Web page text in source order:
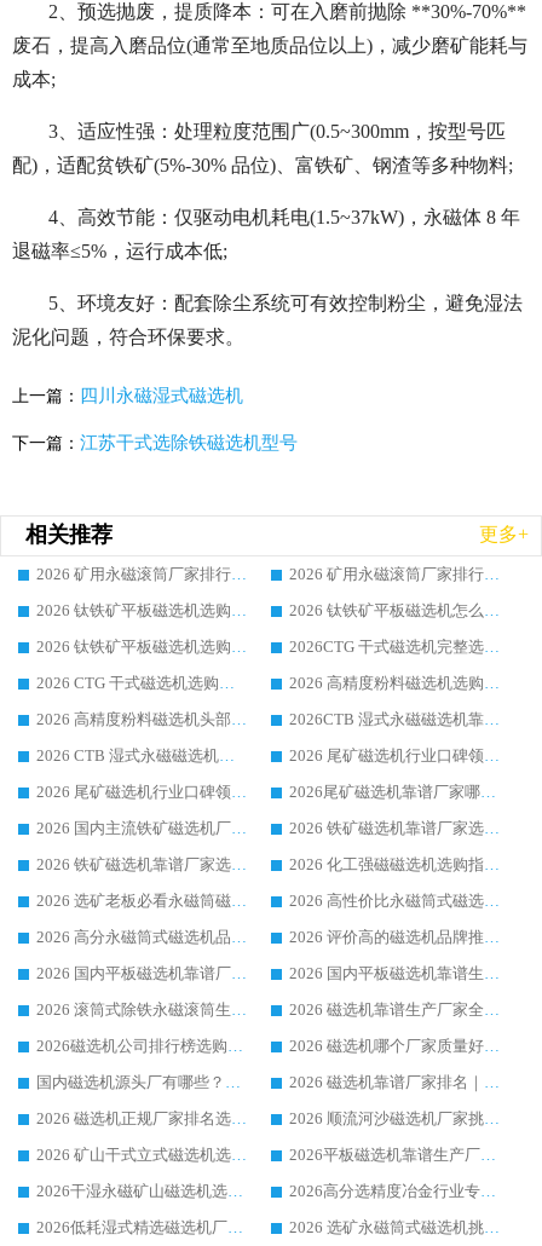
2、预选抛废，提质降本：可在入磨前抛除 **30%-70%**
废石，提高入磨品位(通常至地质品位以上)，减少磨矿能耗与
成本;
3、适应性强：处理粒度范围广(0.5~300mm，按型号匹
配)，适配贫铁矿(5%-30% 品位)、富铁矿、钢渣等多种物料;
4、高效节能：仅驱动电机耗电(1.5~37kW)，永磁体 8 年
退磁率≤5%，运行成本低;
5、环境友好：配套除尘系统可有效控制粉尘，避免湿法
泥化问题，符合环保要求。
上一篇： 四川永磁湿式磁选机
下一篇： 江苏干式选除铁磁选机型号
相关推荐 更多+
2026 矿用永磁滚筒厂家排行榜选购干货指南 行业口碑标杆华体会手机网页版-华体会(中国) 实力出众
2026 矿用永磁滚筒厂家排行榜选购指南，行业口碑领域强者华体会手机网页版-华体会(中国)
2026 钛铁矿平板磁选机选购全攻略 市场公认优质品牌厂家实力排行榜
2026 钛铁矿平板磁选机怎么选 靠谱生产企业实力排行榜选购参考攻略
2026 钛铁矿平板磁选机选购指南 行业口碑优选品牌生产企业实力排行榜
2026CTG 干式磁选机完整选购指南 行业口碑顶尖靠谱生产龙头厂家实力推荐
2026 CTG 干式磁选机选购指南|行业口碑靠谱生产厂家领域强者推荐
2026 高精度粉料磁选机选购全攻略 行业优质品牌华体会手机网页版-华体会(中国) 实力深度解析
2026 高精度粉料磁选机头部厂家选购指南 行业口碑靠谱品牌推荐 领域强者华体会手机网页版-华体会(中国) 解析
2026CTB 湿式永磁磁选机靠谱厂家实力排行榜 铁矿选矿设备采购全流程选购指南
2026 CTB 湿式永磁磁选机选购指南|行业口碑良好品牌推荐，领域强者华体会手机网页版-华体会(中国)
2026 尾矿磁选机行业口碑领域强者，源头直供国内主流厂家华体会手机网页版-华体会(中国) 一站式服务
2026 尾矿磁选机行业口碑领域强者，源头直供国内主流厂家华体会手机网页版-华体会(中国) 一站式服务
2026尾矿磁选机靠谱厂家哪家好 行业口碑领域强者华体会手机网页版-华体会(中国) 推荐
2026 国内主流铁矿磁选机厂家选购指南|行业口碑好品牌推荐，领域强者华体会手机网页版-华体会(中国)
2026 铁矿磁选机靠谱厂家选购全攻略 行业标杆华体会手机网页版-华体会(中国) 设备性价比出众
2026 铁矿磁选机靠谱厂家选购指南，领域强者华体会手机网页版-华体会(中国) 铁矿磁选机性价比高
2026 化工强磁磁选机选购指南 5 家行业口碑靠谱厂家领域强者推荐
2026 选矿老板必看永磁筒磁选机推荐 行业头部品牌口碑设备选购全攻略
2026 高性价比永磁筒式磁选机品牌盘点 行业强者口碑实测选购完整指南
2026 高分永磁筒式磁选机品牌推荐 选矿设备强者对比测评采购避坑全攻略
2026 评价高的磁选机品牌推荐选购指南，永磁筒式磁选机设备领域强者全景行业口碑解析
2026 国内平板磁选机靠谱厂家排名 行业实测口碑设备按需选购全指南
2026 国内平板磁选机靠谱生产厂家推荐排名|行业口碑选购指南，领域强者按需选设备
2026 滚筒式除铁永磁滚筒生产厂家推荐排名|行业口碑选购指南，领域强者源头厂商精选
2026 磁选机靠谱生产厂家全梳理 分场景选型行业头部品牌选购参考攻略
2026磁选机公司排行榜选购指南|正规源头厂家推荐，领域强者高性价比靠谱信赖品牌
2026 磁选机哪个厂家质量好？十大靠谱磁电企业排名选购指南
国内磁选机源头厂有哪些？2026 综合实力排名与采购避坑技巧
2026 磁选机靠谱厂家排名｜华体会手机网页版-华体会(中国) 高性价比磁选机磁电品牌
2026 磁选机正规厂家排名选购指南|行业口碑信赖品牌推荐性价比高靠谱磁电企业
2026 顺流河沙磁选机厂家挑选攻略 | 业内口碑龙头企业高性价比品牌推荐
2026 矿山干式立式磁选机选型攻略 梳理深耕磁电装备多年靠谱生产厂商
2026平板磁选机靠谱生产厂家选购指南 行业口碑良好品牌推荐 磁电领域实力强者
2026干湿永磁矿山磁选机选型攻略 优质生产厂家排名 选矿领域高口碑品牌推荐指南
2026高分选精度冶金行业专用磁选机生产厂家,干湿式磁选机源头供应商推荐
2026低耗湿式精​选磁选机厂家怎么选?湿式精选磁选机供应商，行业认可度较高生产厂家华体会手机网页版-华体会(中国) 全面解析
2026 选矿永磁筒式磁选机挑选指南 华体会手机网页版-华体会(中国) 推荐品牌行业口碑佳实力突出